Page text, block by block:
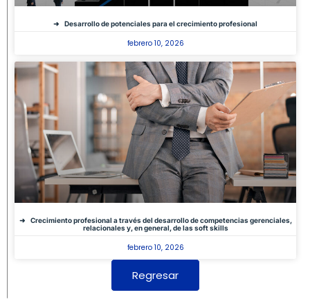
Desarrollo de potenciales para el crecimiento profesional
febrero 10, 2026
Crecimiento profesional a través del desarrollo de competencias gerenciales,
relacionales y, en general, de las soft skills
febrero 10, 2026
Regresar